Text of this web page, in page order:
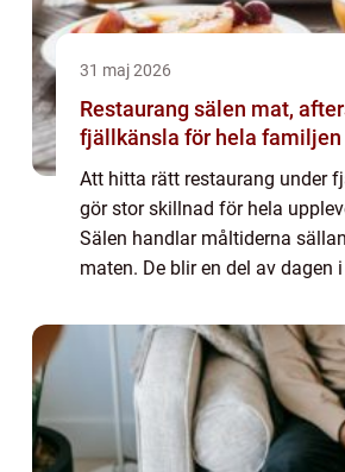
31 maj 2026
Restaurang sälen mat, afterski och
fjällkänsla för hela familjen
Att hitta rätt restaurang under
gör stor skillnad för hela
Sälen handlar måltiderna
maten. De blir en del av dagen
kvällens underhållning. Särskilt